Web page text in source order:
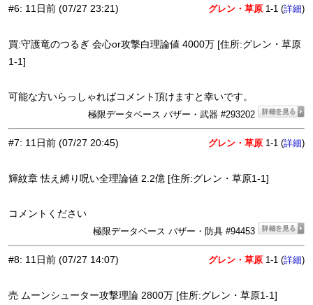
#6: 11日前 (07/27 23:21) グレン・草原 1-1 (詳細)
買:守護竜のつるぎ 会心or攻撃白理論値 4000万 [住所:グレン・草原
1-1]
可能な方いらっしゃればコメント頂けますと幸いです。
極限データベース バザー・武器 #293202
#7: 11日前 (07/27 20:45) グレン・草原 1-1 (詳細)
輝紋章 怯え縛り呪い全理論値 2.2億 [住所:グレン・草原1-1]
コメントください
極限データベース バザー・防具 #94453
#8: 11日前 (07/27 14:07) グレン・草原 1-1 (詳細)
売 ムーンシューター攻撃理論 2800万 [住所:グレン・草原1-1]